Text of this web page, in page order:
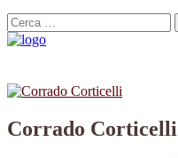
Cerca
per:
Corrado Corticelli